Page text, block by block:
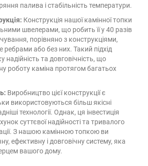
палива і стабільність температури.
Конструкція нашої камінної топки
швелерами, що робить її у 40 разів
порівняно з конструкціями,
ребрами або без них. Такий підхід
надійність та довговічність, що
роботу каміна протягом багатьох
Виробництво цієї конструкції є
використовуються більш якісні
технології. Однак, ця інвестиція
суттєвої надійності та тривалого
З нашою камінною топкою ви
ефективну і довговічну систему, яка
вашого дому.